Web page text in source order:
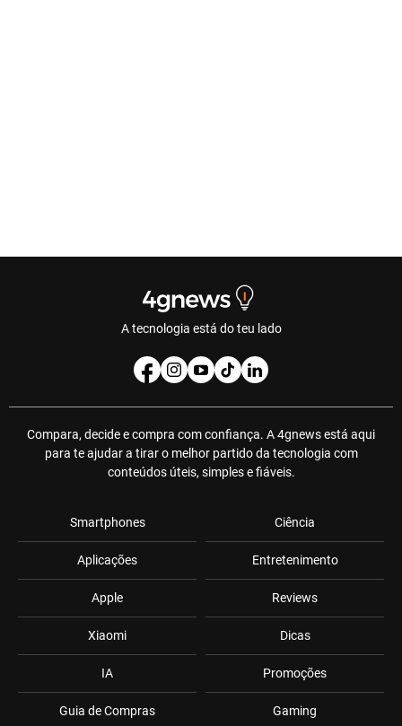
A tecnologia está do teu lado
Compara, decide e compra com confiança. A 4gnews está aqui
para te ajudar a tirar o melhor partido da tecnologia com
conteúdos úteis, simples e fiáveis.
Smartphones
Aplicações
Apple
Xiaomi
IA
Guia de Compras
Ciência
Entretenimento
Reviews
Dicas
Promoções
Gaming